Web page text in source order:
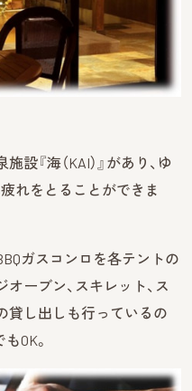
設『海（KAI）』があり、ゆ
れをとることができま
ガスコンロを各テントの
ーブン、スキレット、ス
貸し出しも行っているの
OK。